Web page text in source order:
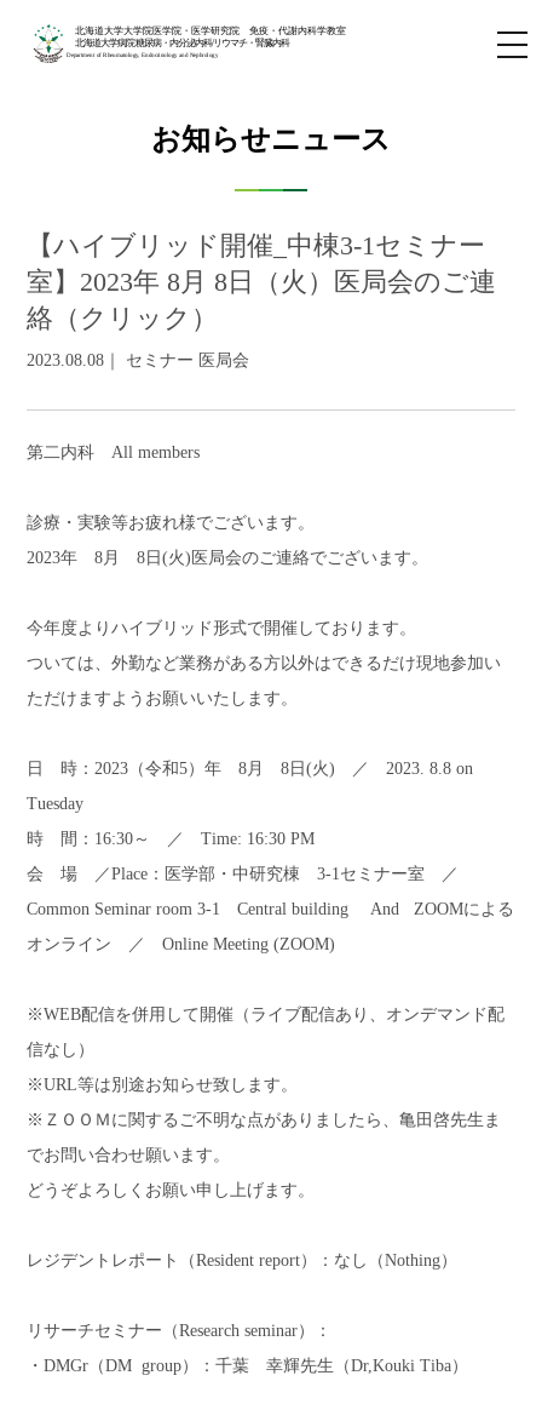
北海道大学大学院医学院・医学研究院 免疫・代謝内科学教室
北海道大学病院 糖尿病・内分泌内科/リウマチ・腎臓内科
Department of Rheumatology, Endocrinology and Nephrology
お知らせニュース
【ハイブリッド開催_中棟3-1セミナー
室】2023年 8月 8日（火）医局会のご連
絡（クリック）
2023.08.08｜ セミナー 医局会
第二内科 All members
診療・実験等お疲れ様でございます。
2023年8 月8 日(火) 医局会のご連絡でございます。
今年度よりハイブリッド形式で開催しております。
ついては、外勤など業務がある方以外はできるだけ現地参加い
ただけますようお願いいたします。
日 時： 2023 （令和5）年8 月8 日(火) ／ 2023. 8.8 on
Tuesday
時 間： 16:30 ～ ／ Time: 16:30 PM
会 場 ／Place：医学部・中研究棟3-1 セミナー室 ／
Common Seminar room 3-1 Central building
And ZOOMによる
オンライン ／Online Meeting (ZOOM)
※WEB配信を併用して開催（ライブ配信あり、オンデマンド配
信なし）
※URL等は別途お知らせ致します。
※ＺＯＯＭに関するご不明な点がありましたら、亀田啓先生ま
でお問い合わせ願います。
どうぞよろしくお願い申し上げます。
レジデントレポート（Resident report）：なし（Nothing）
リサーチセミナー（Research seminar）：
・DMGr （DM group）：千葉 幸輝先生（Dr,Kouki Tiba）